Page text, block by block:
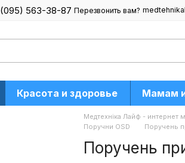
(095) 563-38-87 Перезвонить вам?
Красота и здоровье Мамам
Медтехніка Лайф - интернет
Поручни OSD
Поручень
Поручень